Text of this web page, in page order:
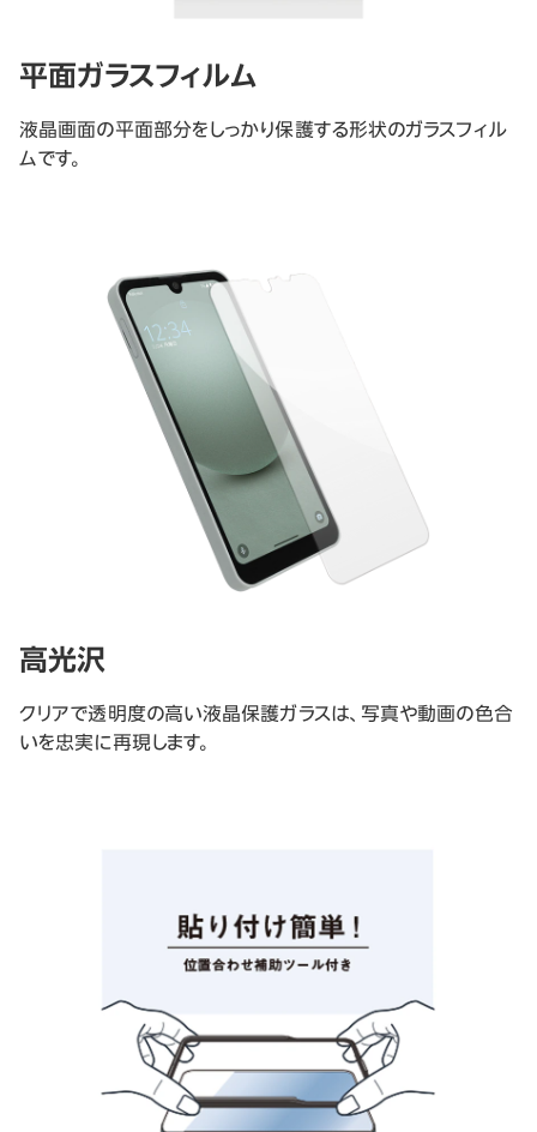
平面ガラスフィルム
液晶画面の平面部分をしっかり保護する形状のガラスフィル
ムです。
高光沢
クリアで透明度の高い液晶保護ガラスは、写真や動画の色合
いを忠実に再現します。